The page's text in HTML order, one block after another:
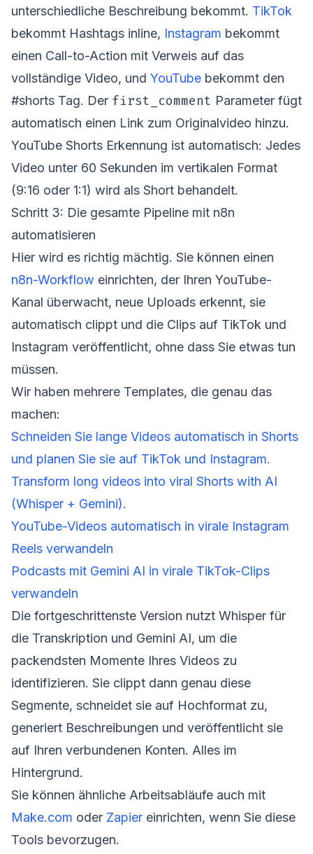
unterschiedliche Beschreibung bekommt. TikTok
bekommt Hashtags inline, Instagram bekommt
einen Call-to-Action mit Verweis auf das
vollständige Video, und YouTube bekommt den
#shorts Tag. Der first_comment Parameter fügt
automatisch einen Link zum Originalvideo hinzu.
YouTube Shorts Erkennung ist automatisch: Jedes
Video unter 60 Sekunden im vertikalen Format
(9:16 oder 1:1) wird als Short behandelt.
Schritt 3: Die gesamte Pipeline mit n8n
automatisieren
Hier wird es richtig mächtig. Sie können einen
n8n-Workflow einrichten, der Ihren YouTube-
Kanal überwacht, neue Uploads erkennt, sie
automatisch clippt und die Clips auf TikTok und
Instagram veröffentlicht, ohne dass Sie etwas tun
müssen.
Wir haben mehrere Templates, die genau das
machen:
Schneiden Sie lange Videos automatisch in Shorts
und planen Sie sie auf TikTok und Instagram.
Transform long videos into viral Shorts with AI
(Whisper + Gemini).
YouTube-Videos automatisch in virale Instagram
Reels verwandeln
Podcasts mit Gemini AI in virale TikTok-Clips
verwandeln
Die fortgeschrittenste Version nutzt Whisper für
die Transkription und Gemini AI, um die
packendsten Momente Ihres Videos zu
identifizieren. Sie clippt dann genau diese
Segmente, schneidet sie auf Hochformat zu,
generiert Beschreibungen und veröffentlicht sie
auf Ihren verbundenen Konten. Alles im
Hintergrund.
Sie können ähnliche Arbeitsabläufe auch mit
Make.com oder Zapier einrichten, wenn Sie diese
Tools bevorzugen.